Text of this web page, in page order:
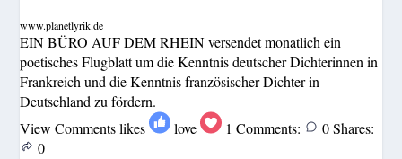
www.planetlyrik.de
EIN BÜRO AUF DEM RHEIN versendet monatlich ein
poetisches Flugblatt um die Kenntnis deutscher Dichterinnen in
Frankreich und die Kenntnis französischer Dichter in
Deutschland zu fördern.
View Comments likes love 1 Comments: 0 Shares:
0